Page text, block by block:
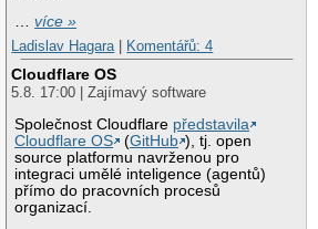
…více »
Ladislav Hagara
Komentářů: 4
Cloudflare OS
5.8. 17:00 | Zajímavý software
Společnost Cloudflare představila
Cloudflare OS
(GitHub ), tj. open
source platformu navrženou pro
integraci umělé inteligence (agentů)
přímo do pracovních procesů
organizací.